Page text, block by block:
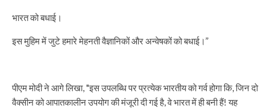
भारत को बधाई।
इस मुहिम में जुटे हमारे मेहनती वैज्ञानिकों और अन्वेषकों को बधाई।”
पीएम मोदी ने आगे लिखा, "इस उपलब्धि पर प्रत्येक भारतीय को गर्व होगा कि, जिन दो
वैक्सीन को आपातकालीन उपयोग की मंजूरी दी गई है, वे भारत में ही बनी हैं! यह